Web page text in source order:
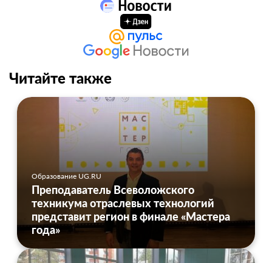
Читайте также
Образование UG.RU
Преподаватель Всеволожского
техникума отраслевых технологий
представит регион в финале «Мастера
года»